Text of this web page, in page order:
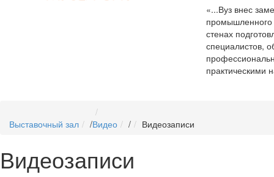
«...Вуз внес
промышленного
стенах
специалистов,
практическими
Выставочный зал /Видео / Видеозаписи
Видеозаписи